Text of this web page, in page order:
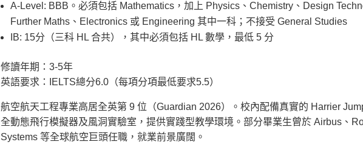
A-Level: BBB。必須包括 Mathematics，加上 Physics、Chemistry、Design
Further Maths、Electronics 或 Engineering 其中一科；不接受 General Studies
IB: 15分（三科 HL 合共），其中必須包括 HL 數學，最低 5 分
修讀年期：3-5年
英語要求：IELTS總分6.0（每項分項最低要求5.5）
航空航天工程專業高居全英第 9 位（Guardian 2026）。校內配備真實的 Harrier
全動態飛行模擬器及風洞實驗室，提供實踐型教學環境。部分畢業生曾於 Airbus、
Systems 等全球航空巨頭任職，就業前景廣闊。